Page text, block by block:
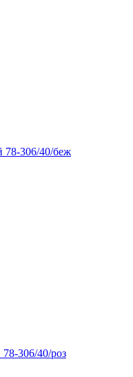
306/40/беж
306/40/роз